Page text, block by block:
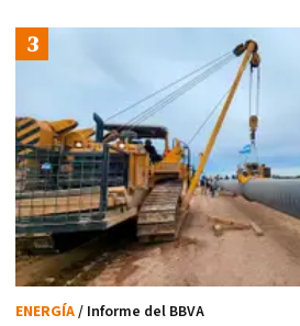
ENERGÍA/ Informe del BBVA